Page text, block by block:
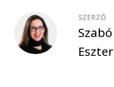
SZERZŐ
Szabó
Eszter